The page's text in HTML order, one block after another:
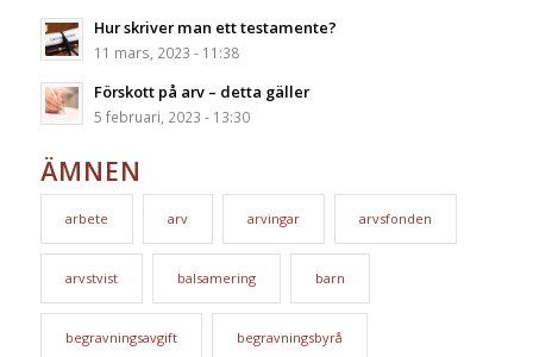
Hur skriver man ett testamente?
11 mars, 2023 - 11:38
Förskott på arv – detta gäller
5 februari, 2023 - 13:30
ÄMNEN
arbete arv arvingar arvsfonden
arvstvist balsamering barn
begravningsavgift begravningsbyrå